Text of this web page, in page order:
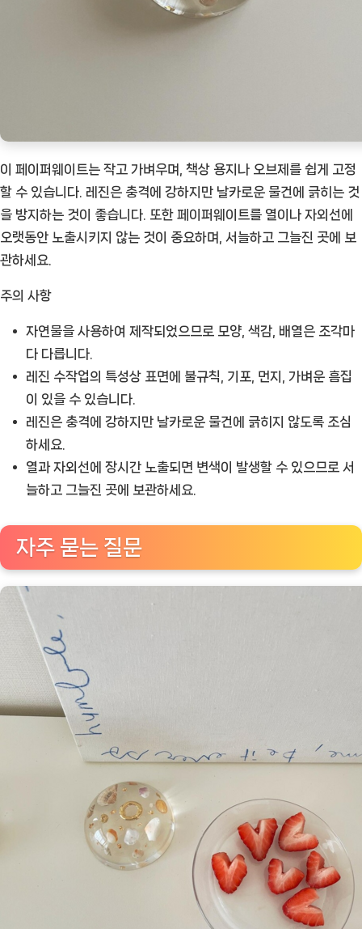
이 페이퍼웨이트는 작고 가벼우며, 책상 용지나 오브제를 쉽게 고정
할 수 있습니다. 레진은 충격에 강하지만 날카로운 물건에 긁히는 것
을 방지하는 것이 좋습니다. 또한 페이퍼웨이트를 열이나 자외선에
오랫동안 노출시키지 않는 것이 중요하며, 서늘하고 그늘진 곳에 보
관하세요.
주의 사항
자연물을 사용하여 제작되었으므로 모양, 색감, 배열은 조각마
다 다릅니다.
레진 수작업의 특성상 표면에 불규칙, 기포, 먼지, 가벼운 흠집
이 있을 수 있습니다.
레진은 충격에 강하지만 날카로운 물건에 긁히지 않도록 조심
하세요.
열과 자외선에 장시간 노출되면 변색이 발생할 수 있으므로 서
늘하고 그늘진 곳에 보관하세요.
자주 묻는 질문